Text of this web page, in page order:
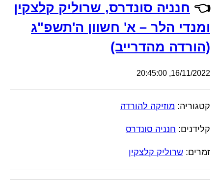
👈 חנניה סונדרס, שרוליק קלצקין
ומנדי הלר – א' חשוון ה'תשפ"ג
(הורדה מהדרייב)
16/11/2022, 20:45:00
קטגוריה: מוזיקה להורדה
קלידנים: חנניה סונדרס
זמרים: שרוליק קלצקין